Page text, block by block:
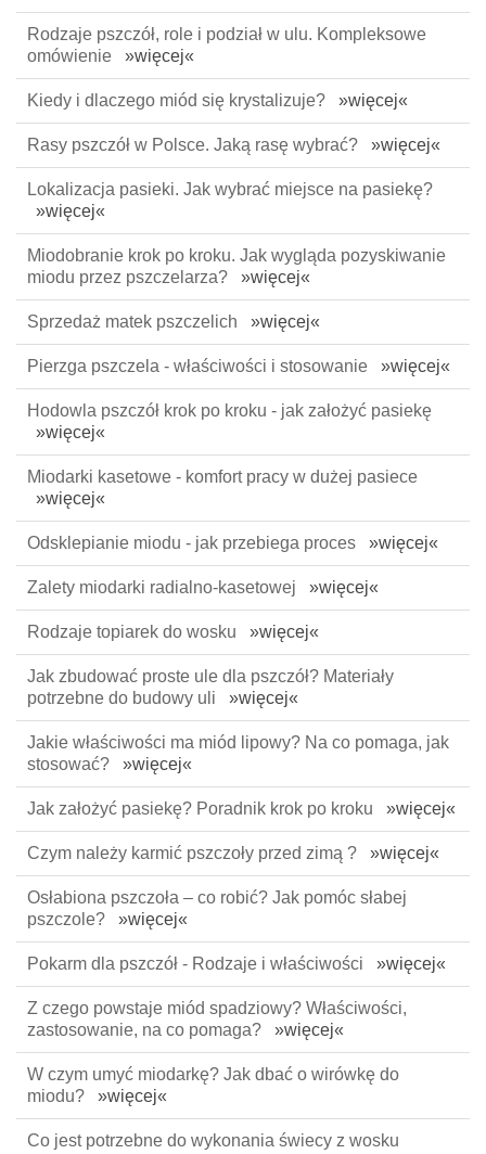
Rodzaje pszczół, role i podział w ulu. Kompleksowe
omówienie »więcej«
Kiedy i dlaczego miód się krystalizuje? »więcej«
Rasy pszczół w Polsce. Jaką rasę wybrać? »więcej«
Lokalizacja pasieki. Jak wybrać miejsce na pasiekę?
»więcej«
Miodobranie krok po kroku. Jak wygląda pozyskiwanie
miodu przez pszczelarza? »więcej«
Sprzedaż matek pszczelich »więcej«
Pierzga pszczela - właściwości i stosowanie »więcej«
Hodowla pszczół krok po kroku - jak założyć pasiekę
»więcej«
Miodarki kasetowe - komfort pracy w dużej pasiece
»więcej«
Odsklepianie miodu - jak przebiega proces »więcej«
Zalety miodarki radialno-kasetowej »więcej«
Rodzaje topiarek do wosku »więcej«
Jak zbudować proste ule dla pszczół? Materiały
potrzebne do budowy uli »więcej«
Jakie właściwości ma miód lipowy? Na co pomaga, jak
stosować? »więcej«
Jak założyć pasiekę? Poradnik krok po kroku »więcej«
Czym należy karmić pszczoły przed zimą ? »więcej«
Osłabiona pszczoła – co robić? Jak pomóc słabej
pszczole? »więcej«
Pokarm dla pszczół - Rodzaje i właściwości »więcej«
Z czego powstaje miód spadziowy? Właściwości,
zastosowanie, na co pomaga? »więcej«
W czym umyć miodarkę? Jak dbać o wirówkę do
miodu? »więcej«
Co jest potrzebne do wykonania świecy z wosku